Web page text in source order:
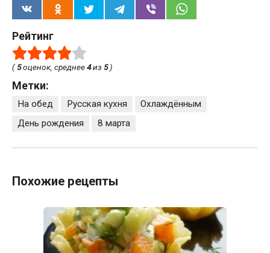
Рейтинг
(5оценок, среднее4из 5)
Метки:
На обед Русская кухня
Охлаждённым
День рождения
8 марта
Похожие рецепты